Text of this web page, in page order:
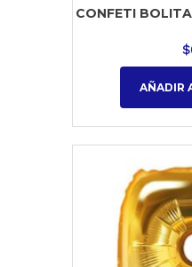
CONFETI
$
AÑADIR